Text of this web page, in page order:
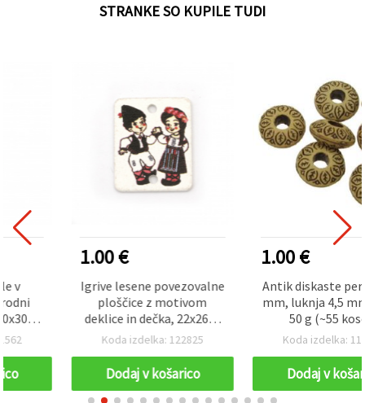
STRANKE SO KUPILE TUDI
Igrive lesene povezovalne
ploščice z motivom
deklice in dečka, 22x26x2
mm, luknja 2,5 mm –
za nakit in ustvarjalne DIY
projekte (asortirano)
Koda izdelka: 122825
Dodaj v košarico
Antik diskaste perle 14 x 7
mm, luknja 4,5 mm, rjave,
50 g (~55 kosov)
Koda izdelka: 119543
Dodaj v košarico